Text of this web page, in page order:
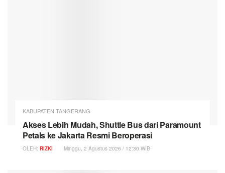
KABUPATEN TANGERANG
Akses Lebih Mudah, Shuttle Bus dari Paramount
Petals ke Jakarta Resmi Beroperasi
OLEH: RIZKI Minggu, 2 Agustus 2026 / 12:30 WIB